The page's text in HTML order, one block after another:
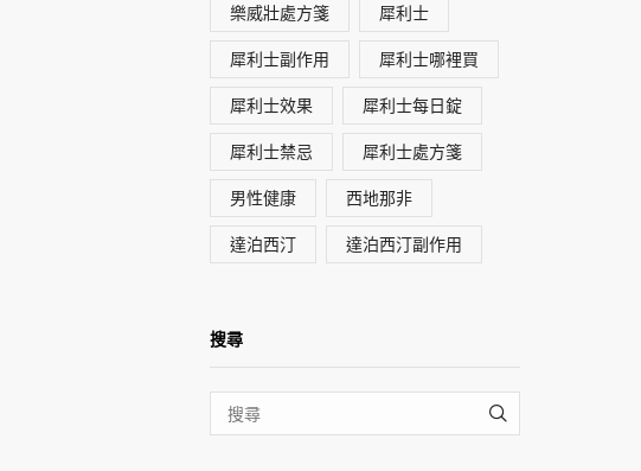
樂威壯處方箋 犀利士
犀利士副作用 犀利士哪裡買
犀利士效果 犀利士每日錠
犀利士禁忌 犀利士處方箋
男性健康 西地那非
達泊西汀 達泊西汀副作用
搜尋
SEARCH